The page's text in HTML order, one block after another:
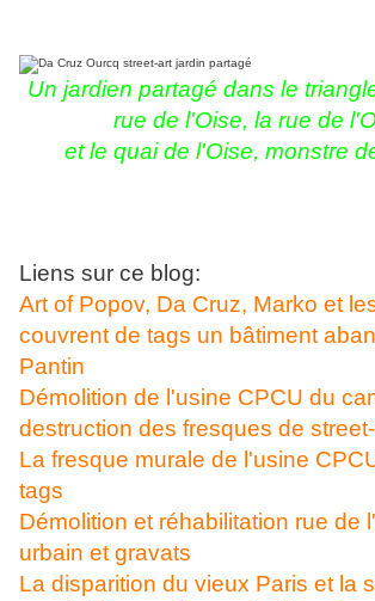
Un jardien partagé dans le
rue de l'Oise, la rue de
et le quai de l'Oise, monstre
Liens sur ce blog:
Art of Popov, Da Cruz, Marko et
couvrent de tags un bâtiment
Pantin
Démolition de l'usine CPCU du
destruction des fresques de
La fresque murale de l'usine
tags
Démolition et réhabilitation rue de
urbain et gravats
La disparition du vieux Paris et la